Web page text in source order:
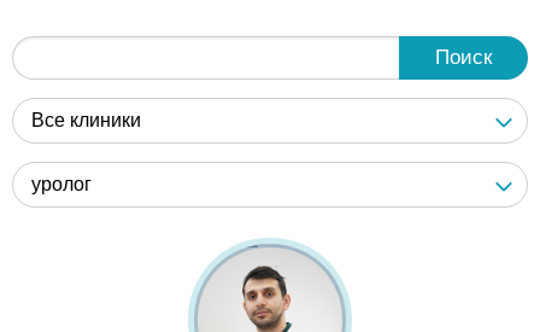
Поиск
Все клиники
уролог